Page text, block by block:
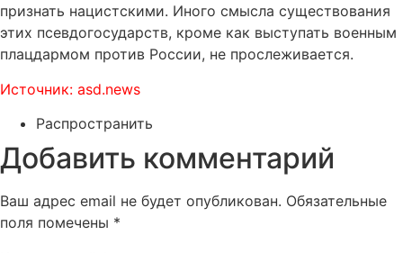
признать нацистскими. Иного смысла существования
этих псевдогосударств, кроме как выступать военным
плацдармом против России, не прослеживается.
Источник: asd.news
Распространить
Добавить комментарий
Ваш адрес email не будет опубликован. Обязательные
поля помечены *